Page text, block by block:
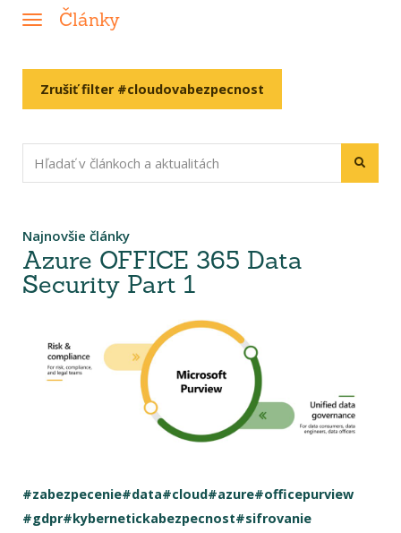
Články
Zrušiť filter #cloudovabezpecnost
Najnovšie články
Azure OFFICE 365 Data
Security Part 1
#zabezpecenie#data#cloud#azure#officepurview
#gdpr#kybernetickabezpecnost#sifrovanie